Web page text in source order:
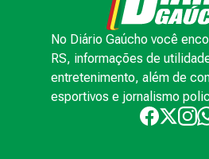
No Diário Gaúcho você
RS, informações de
entretenimento, além de
esportivos e jornalismo